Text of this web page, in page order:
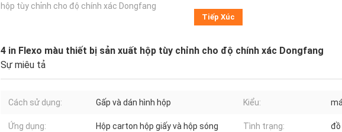
hộp tùy chỉnh cho độ chính xác Dongfang
Tiếp Xúc
4 in Flexo màu thiết bị sản xuất hộp tùy chỉnh cho độ chính xác Dongfang
Sự miêu tả
Cách sử dụng: Gấp và dán hình hộp Kiểu:
Ứng dụng: Hộp carton hộp giấy và hộp sóng Tình trạng: đồ